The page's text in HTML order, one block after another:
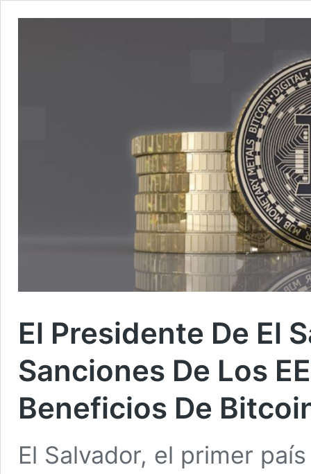
El Presidente De El
Sanciones De Los
Beneficios De
El Salvador, el primer